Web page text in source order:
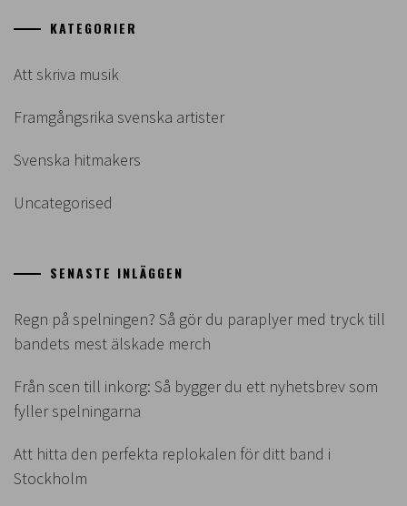
KATEGORIER
Att skriva musik
Framgångsrika svenska artister
Svenska hitmakers
Uncategorised
SENASTE INLÄGGEN
Regn på spelningen? Så gör du paraplyer med tryck till
bandets mest älskade merch
Från scen till inkorg: Så bygger du ett nyhetsbrev som
fyller spelningarna
Att hitta den perfekta replokalen för ditt band i
Stockholm